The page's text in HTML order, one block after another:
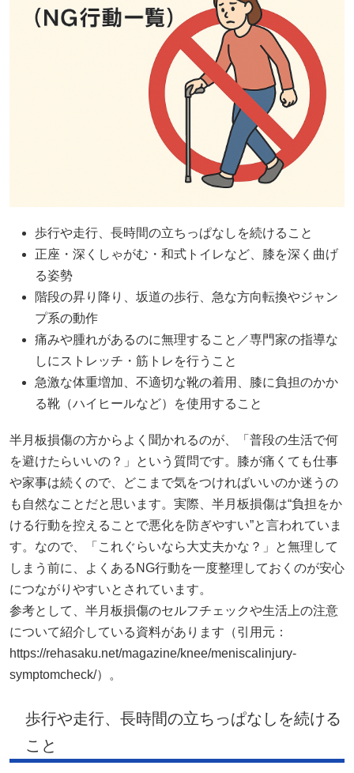
歩行や走行、長時間の立ちっぱなしを続けること
正座・深くしゃがむ・和式トイレなど、膝を深く曲げ
る姿勢
階段の昇り降り、坂道の歩行、急な方向転換やジャン
プ系の動作
痛みや腫れがあるのに無理すること／専門家の指導な
しにストレッチ・筋トレを行うこと
急激な体重増加、不適切な靴の着用、膝に負担のかか
る靴（ハイヒールなど）を使用すること
半月板損傷の方からよく聞かれるのが、「普段の生活で何
を避けたらいいの？」という質問です。膝が痛くても仕事
や家事は続くので、どこまで気をつければいいのか迷うの
も自然なことだと思います。実際、半月板損傷は“負担をか
ける行動を控えることで悪化を防ぎやすい”と言われていま
す。なので、「これぐらいなら大丈夫かな？」と無理して
しまう前に、よくあるNG行動を一度整理しておくのが安心
につながりやすいとされています。
参考として、半月板損傷のセルフチェックや生活上の注意
について紹介している資料があります（引用元：
https://rehasaku.net/magazine/knee/meniscalinjury-
symptomcheck/）。
歩行や走行、長時間の立ちっぱなしを続ける
こと